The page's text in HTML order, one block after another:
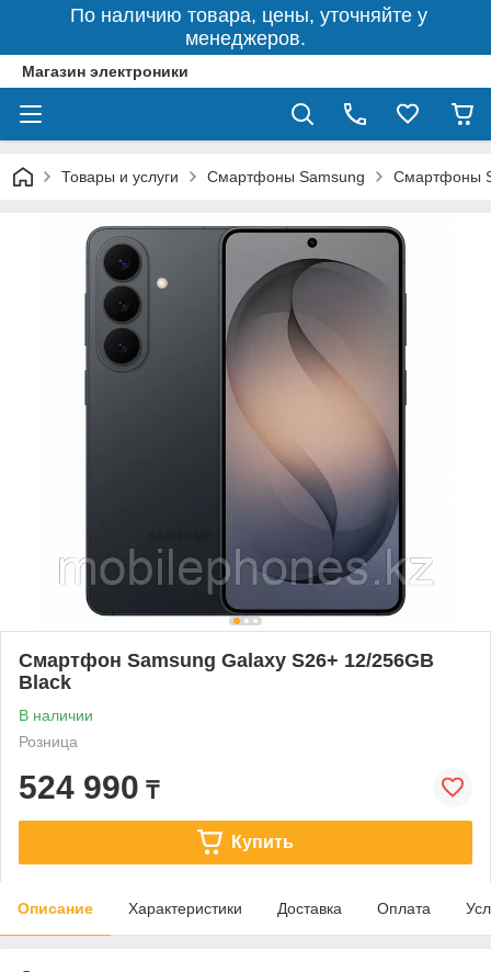
По наличию товара, цены, уточняйте у
менеджеров.
Магазин электроники
Товары и услуги Смартфоны Samsung Смартфоны
Смартфон Samsung Galaxy S26+ 12/256GB
Black
В наличии
Розница
524 990 ₸
Купить
Описание Характеристики Доставка Оплата